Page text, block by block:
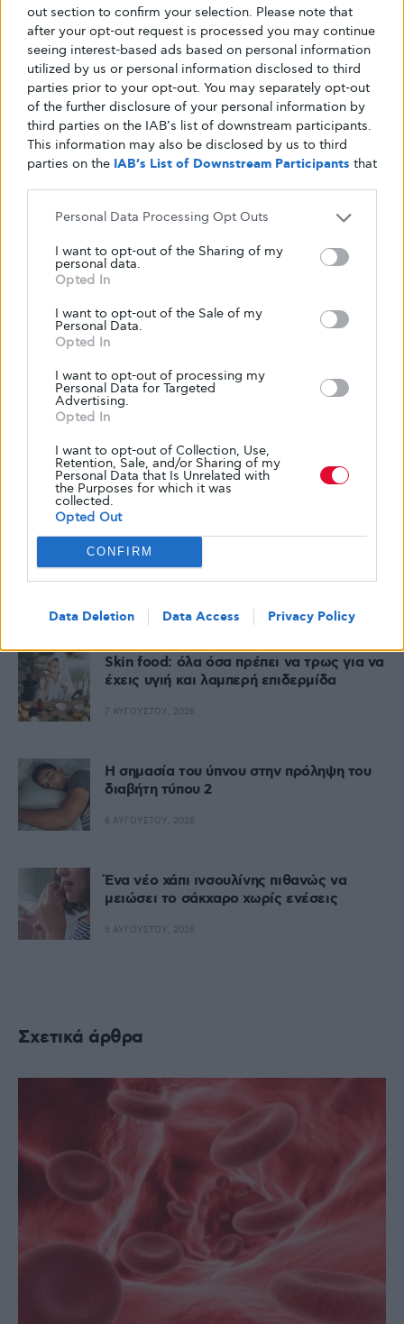
out section to confirm your selection. Please note that
after your opt-out request is processed you may continue
seeing interest-based ads based on personal information
utilized by us or personal information disclosed to third
parties prior to your opt-out. You may separately opt-out
of the further disclosure of your personal information by
third parties on the IAB’s list of downstream participants.
This information may also be disclosed by us to third
parties on the IAB’s List of Downstream Participants that
Personal Data Processing Opt Outs
I want to opt-out of the Sharing of my
personal data.
Opted In
I want to opt-out of the Sale of my
Personal Data.
Opted In
I want to opt-out of processing my
Personal Data for Targeted
Advertising.
Opted In
I want to opt-out of Collection, Use,
Retention, Sale, and/or Sharing of my
Personal Data that Is Unrelated with
the Purposes for which it was
collected.
Opted Out
CONFIRM
Data Deletion Data Access Privacy Policy
Δημοφιλή
Skin food: όλα όσα πρέπει να τρως για να
έχεις υγιή και λαμπερή επιδερμίδα
7 ΑΥΓΟΎΣΤΟΥ, 2026
Η σημασία του ύπνου στην πρόληψη του
διαβήτη τύπου 2
6 ΑΥΓΟΎΣΤΟΥ, 2026
Ένα νέο χάπι ινσουλίνης πιθανώς να
μειώσει το σάκχαρο χωρίς ενέσεις
5 ΑΥΓΟΎΣΤΟΥ, 2026
Σχετικά άρθρα